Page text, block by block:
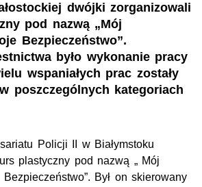
dwójki zorganizowali
pod nazwą „Mój
Bezpieczeństwo”.
było wykonanie pracy
wspaniałych prac zostały
poszczególnych kategoriach
Policji II w Białymstoku
plastyczny pod nazwą „ Mój
Był on skierowany